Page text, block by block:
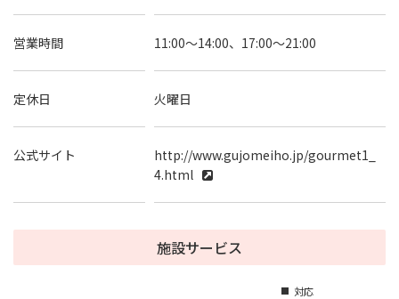
営業時間 11:00～14:00、17:00～21:00
定休日 火曜日
公式サイト
http://www.gujomeiho.jp/gourmet1_
4.html
施設サービス
■ 対応